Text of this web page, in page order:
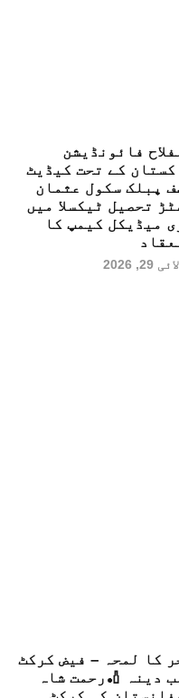
فائونڈیشن
کے تحت کیڈیٹ
پبلک سکول عثمان
تحصیل ٹیکسلا میں
میڈیکل کیمپ کا
29, 2026
کا لمحہ – فیض کرکٹ
دینہ 🏏رحمت شاہ